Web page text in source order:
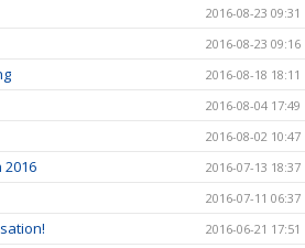
2016-08-23 09:31
2016-08-23 09:16
2016-08-18 18:11
2016-08-04 17:49
2016-08-02 10:47
2016-07-13 18:37
2016-07-11 06:37
2016-06-21 17:51